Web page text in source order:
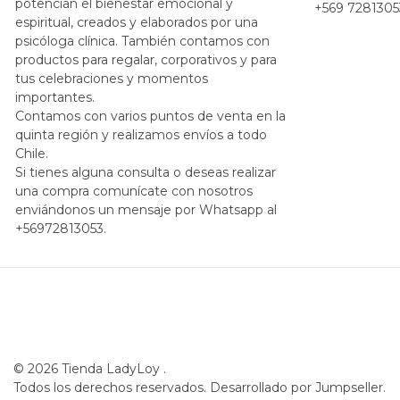
potencian el bienestar emocional y
espiritual, creados y elaborados por una
psicóloga clínica. También contamos con
productos para regalar, corporativos y para
tus celebraciones y momentos
importantes.
Contamos con varios puntos de venta en la
quinta región y realizamos envíos a todo
Chile.
Si tienes alguna consulta o deseas realizar
una compra comunícate con nosotros
enviándonos un mensaje por Whatsapp al
+56972813053.
+569
© 2026 Tienda LadyLoy .
Todos los derechos reservados. Desarrollado por Jumpseller.